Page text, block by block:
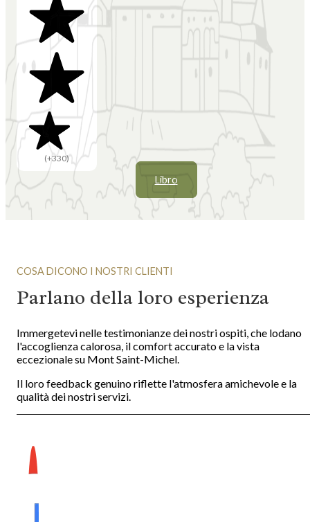
(+330)
Libro
COSA DICONO I NOSTRI CLIENTI
Parlano della loro esperienza
Immergetevi nelle testimonianze dei nostri ospiti, che lodano
l'accoglienza calorosa, il comfort accurato e la vista
eccezionale su Mont Saint-Michel.
Il loro feedback genuino riflette l'atmosfera amichevole e la
qualità dei nostri servizi.